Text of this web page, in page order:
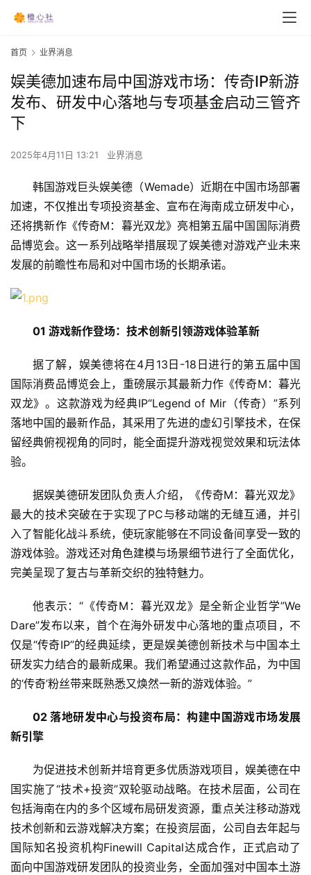
首页 业界消息
娱美德加速布局中国游戏市场：传奇IP新游
发布、研发中心落地与专项基金启动三管齐
下
2025年4月11日 13:21 业界消息
韩国游戏巨头娱美德（Wemade）近期在中国市场部署
加速，不仅推出专项投资基金、宣布在海南成立研发中心，
还将携新作《传奇M：暮光双龙》亮相第五届中国国际消费
品博览会。这一系列战略举措展现了娱美德对游戏产业未来
发展的前瞻性布局和对中国市场的长期承诺。
01 游戏新作登场：技术创新引领游戏体验革新
据了解，娱美德将在4月13日-18日进行的第五届中国
国际消费品博览会上，重磅展示其最新力作《传奇M：暮光
双龙》。这款游戏为经典IP“Legend of Mir（传奇）”系列
落地中国的最新作品，其采用了先进的虚幻引擎技术，在保
留经典俯视视角的同时，能全面提升游戏视觉效果和玩法体
验。
据娱美德研发团队负责人介绍，《传奇M：暮光双龙》
最大的技术突破在于实现了PC与移动端的无缝互通，并引
入了智能化战斗系统，使玩家能够在不同设备间享受一致的
游戏体验。游戏还对角色建模与场景细节进行了全面优化，
完美呈现了复古与革新交织的独特魅力。
他表示：“《传奇M：暮光双龙》是全新企业哲学”We
Dare”发布以来，首个在海外研发中心落地的重点项目，不
仅是“传奇IP”的经典延续，更是娱美德创新技术与中国本土
研发实力结合的最新成果。我们希望通过这款作品，为中国
的’传奇’粉丝带来既熟悉又焕然一新的游戏体验。”
02 落地研发中心与投资布局：构建中国游戏市场发展
新引擎
为促进技术创新并培育更多优质游戏项目，娱美德在中
国实施了“技术+投资”双轮驱动战略。在技术层面，公司在
包括海南在内的多个区域布局研发资源，重点关注移动游戏
技术创新和云游戏解决方案；在投资层面，公司自去年起与
国际知名投资机构Finewill Capital达成合作，正式启动了
面向中国游戏研发团队的投资业务，全面加强对中国本土游